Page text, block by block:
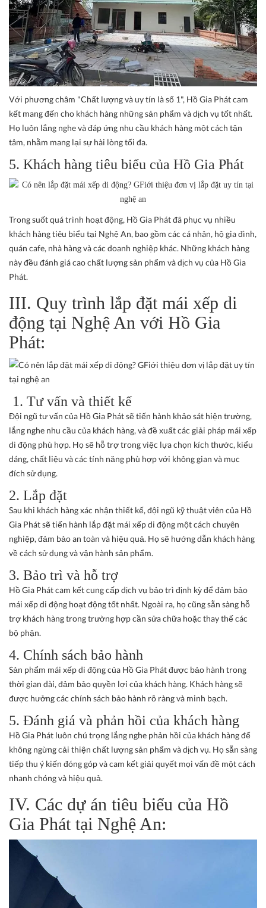
Với phương châm "Chất lượng và uy tín là số 1", Hồ Gia Phát cam
kết mang đến cho khách hàng những sản phẩm và dịch vụ tốt nhất.
Họ luôn lắng nghe và đáp ứng nhu cầu khách hàng một cách tận
tâm, nhằm mang lại sự hài lòng tối đa.
5. Khách hàng tiêu biểu của Hồ Gia Phát
Trong suốt quá trình hoạt động, Hồ Gia Phát đã phục vụ nhiều
khách hàng tiêu biểu tại Nghệ An, bao gồm các cá nhân, hộ gia đình,
quán cafe, nhà hàng và các doanh nghiệp khác. Những khách hàng
này đều đánh giá cao chất lượng sản phẩm và dịch vụ của Hồ Gia
Phát.
III. Quy trình lắp đặt mái xếp di
động tại Nghệ An với Hồ Gia
Phát:
1. Tư vấn và thiết kế
Đội ngũ tư vấn của Hồ Gia Phát sẽ tiến hành khảo sát hiện trường,
lắng nghe nhu cầu của khách hàng, và đề xuất các giải pháp mái xếp
di động phù hợp. Họ sẽ hỗ trợ trong việc lựa chọn kích thước, kiểu
dáng, chất liệu và các tính năng phù hợp với không gian và mục
đích sử dụng.
2. Lắp đặt
Sau khi khách hàng xác nhận thiết kế, đội ngũ kỹ thuật viên của Hồ
Gia Phát sẽ tiến hành lắp đặt mái xếp di động một cách chuyên
nghiệp, đảm bảo an toàn và hiệu quả. Họ sẽ hướng dẫn khách hàng
về cách sử dụng và vận hành sản phẩm.
3. Bảo trì và hỗ trợ
Hồ Gia Phát cam kết cung cấp dịch vụ bảo trì định kỳ để đảm bảo
mái xếp di động hoạt động tốt nhất. Ngoài ra, họ cũng sẵn sàng hỗ
trợ khách hàng trong trường hợp cần sửa chữa hoặc thay thế các
bộ phận.
4. Chính sách bảo hành
Sản phẩm mái xếp di động của Hồ Gia Phát được bảo hành trong
thời gian dài, đảm bảo quyền lợi của khách hàng. Khách hàng sẽ
được hưởng các chính sách bảo hành rõ ràng và minh bạch.
5. Đánh giá và phản hồi của khách hàng
Hồ Gia Phát luôn chú trọng lắng nghe phản hồi của khách hàng để
không ngừng cải thiện chất lượng sản phẩm và dịch vụ. Họ sẵn sàng
tiếp thu ý kiến đóng góp và cam kết giải quyết mọi vấn đề một cách
nhanh chóng và hiệu quả.
IV. Các dự án tiêu biểu của Hồ
Gia Phát tại Nghệ An: